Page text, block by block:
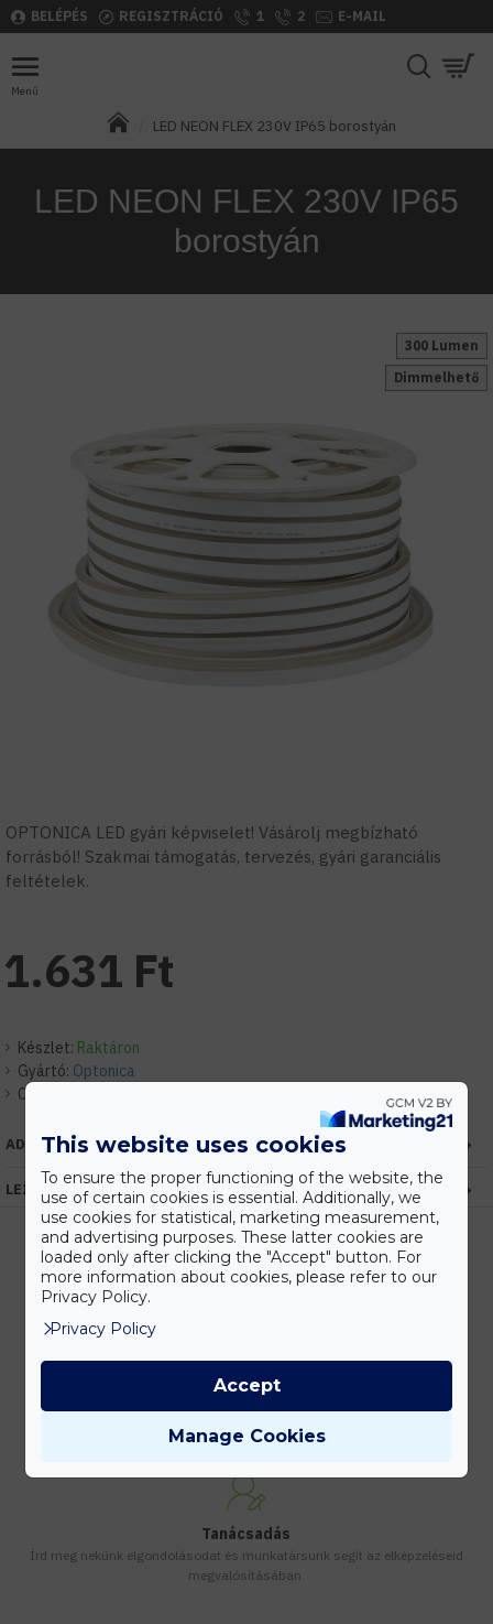
BELÉPÉS REGISZTRÁCIÓ 1 2 E-MAIL
LED NEON FLEX 230V IP65 borostyán
LED NEON FLEX 230V IP65
borostyán
300 Lumen
Dimmelhető
OPTONICA LED gyári képviselet! Vásárolj megbízható
forrásból! Szakmai támogatás, tervezés, gyári garanciális
feltételek.
Készlet: Raktáron
Gyártó: Optonica
Cikkszám:
1.631 Ft
ADATOK
LEÍRÁS
Gyors kiszállítás
Készleten lévő termékeinket akár 24 órán belül megkaphatod!
Tanácsadás
Írd meg nekünk elgondolásodat és munkatársunk segít az elképzeléseid
megvalósításában.
This website uses cookies
To ensure the proper functioning of the website, the
use of certain cookies is essential. Additionally, we
use cookies for statistical, marketing measurement,
and advertising purposes. These latter cookies are
loaded only after clicking the "Accept" button. For
more information about cookies, please refer to our
Privacy Policy.
Privacy Policy
Manage Cookies
Accept